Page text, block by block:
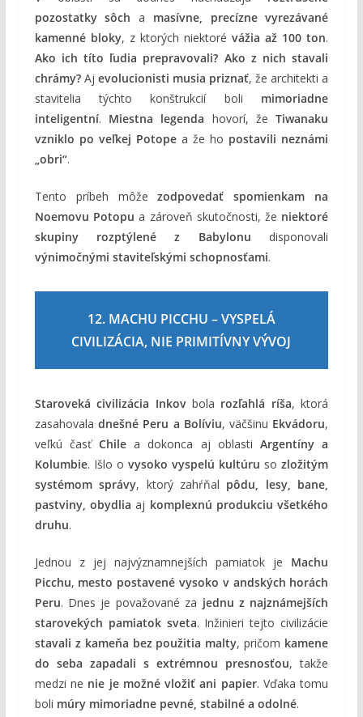
pozostatky sôch a masívne, precízne vyrezávané
kamenné bloky, z ktorých niektorévážia až 100 ton.
Ako ich títo ľudia prepravovali? Ako z nich stavali
chrámy?Aj evolucionisti musia priznať, že architekti a
stavitelia týchto konštrukcií boli mimoriadne
inteligentní. Miestna legenda hovorí, žeTiwanaku
vzniklo po veľkej Potopea že ho postavili neznámi
„obri“.
Tento príbeh môžezodpovedať spomienkam na
Noemovu Potopu a zároveň skutočnosti, že niektoré
skupiny rozptýlené z Babylonu disponovali
výnimočnými staviteľskými schopnosťami.
12. MACHU PICCHU – VYSPELÁ
CIVILIZÁCIA, NIE PRIMITÍVNY VÝVOJ
Staroveká civilizácia Inkovbola rozľahlá ríša, ktorá
zasahovala dnešné Peru a Bolíviu, väčšinu Ekvádoru,
veľkú časťChile a dokonca aj oblastiArgentíny a
Kolumbie. Išlo o vysoko vyspelú kultúru sozložitým
systémom správy, ktorý zahŕňal pôdu, lesy, bane,
pastviny, obydlia aj komplexnú produkciu všetkého
druhu.
Jednou z jej najvýznamnejších pamiatok je Machu
Picchu, mesto postavené vysoko v andských horách
Peru. Dnes je považované za jednu z najznámejších
starovekých pamiatok sveta. Inžinieri tejto civilizácie
stavali z kameňa bez použitia malty, pričom kamene
do seba zapadali s extrémnou presnosťou, takže
medzi ne nie je možné vložiť ani papier. Vďaka tomu
boli múry mimoriadne pevné, stabilné a odolné.